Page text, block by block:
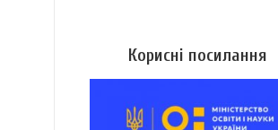
Корисні посилання